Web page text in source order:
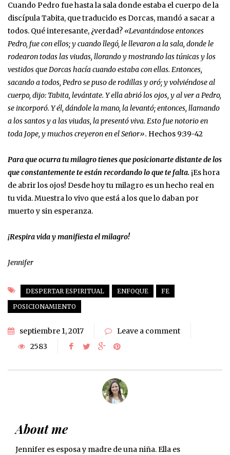
Cuando Pedro fue hasta la sala donde estaba el cuerpo de la
discípula Tabita, que traducido es Dorcas, mandó a sacar a
todos. Qué interesante, ¿verdad? «Levantándose entonces
Pedro, fue con ellos; y cuando llegó, le llevaron a la sala, donde le
rodearon todas las viudas, llorando y mostrando las túnicas y los
vestidos que Dorcas hacía cuando estaba con ellas. Entonces,
sacando a todos, Pedro se puso de rodillas y oró; y volviéndose al
cuerpo, dijo: Tabita, levántate. Y ella abrió los ojos, y al ver a Pedro,
se incorporó. Y él, dándole la mano, la levantó; entonces, llamando
a los santos y a las viudas, la presentó viva. Esto fue notorio en
toda Jope, y muchos creyeron en el Señor». Hechos‬ ‭9:39-42
Para que ocurra tu milagro tienes que posicionarte distante de los
que constantemente te están recordando lo que te falta. ¡Es hora
de abrir los ojos! Desde hoy tu milagro es un hecho real en
tu vida. Muestra lo vivo que está a los que lo daban por
muerto y sin esperanza.
¡Respira vida y manifiesta el milagro!
Jennifer
DESPERTAR ESPIRITUAL ENFOQUE
FE
POSICIONAMIENTO
septiembre 1, 2017
Leave a comment
2583
About me
Jennifer es esposa y madre de una niña. Ella es